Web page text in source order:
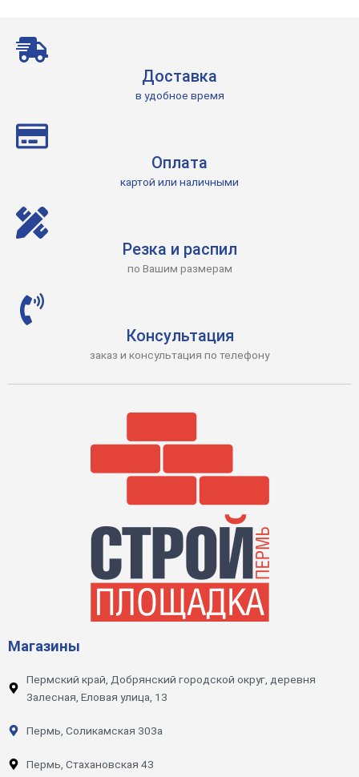
Доставка
в удобное время
Оплата
картой или наличными
Резка и распил
по Вашим размерам
Консультация
заказ и консультация по телефону
Магазины
Пермский край, Добрянский городской округ, деревня
Залесная, Еловая улица, 13
Пермь, Соликамская 303а
Пермь, Стахановская 43